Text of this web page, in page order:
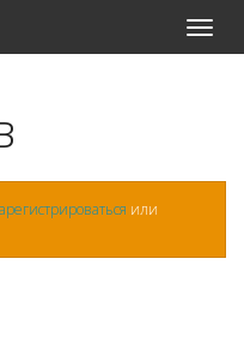
Меню
или